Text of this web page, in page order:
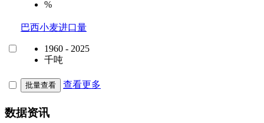
%
巴西小麦进口量
1960 - 2025
千吨
批量查看 查看更多
数据资讯